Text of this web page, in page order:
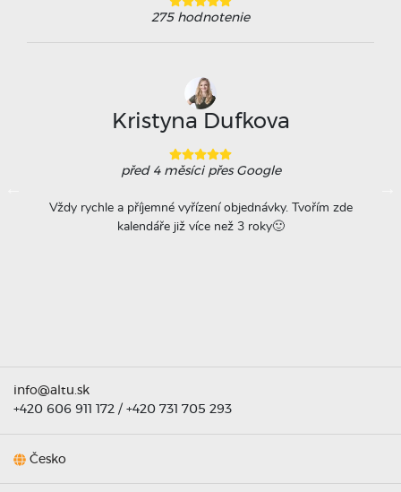
275 hodnotenie
Kristyna Dufkova
před 4 měsícipřes Google
Vždy rychle a příjemné vyřízení objednávky. Tvořím zde
kalendáře již více než 3 roky🙂
info@altu.sk
+420 606 911 172 / +420 731 705 293
Česko